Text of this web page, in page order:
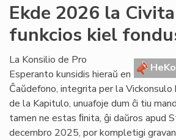
Ekde 2026 la
funkcios kiel
La Konsilio de Pro
Esperanto kunsidis hieraŭ en
Ĉaŭdefono, integrita per la
de la Kapitulo, unuafoje dum ĉi tiu
tamen ne estas ﬁnita, ĝi daŭros apud
decembro 2025, por kompletigi